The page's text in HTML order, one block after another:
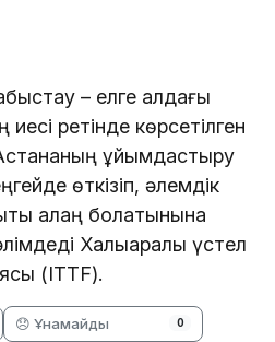
– елге алдағы
ретінде көрсетілген
Астананың ұйымдастыру
өткізіп, әлемдік
алаң болатынына
Халықаралық үстел
(ITTF).
😞 Ұнамайды 0